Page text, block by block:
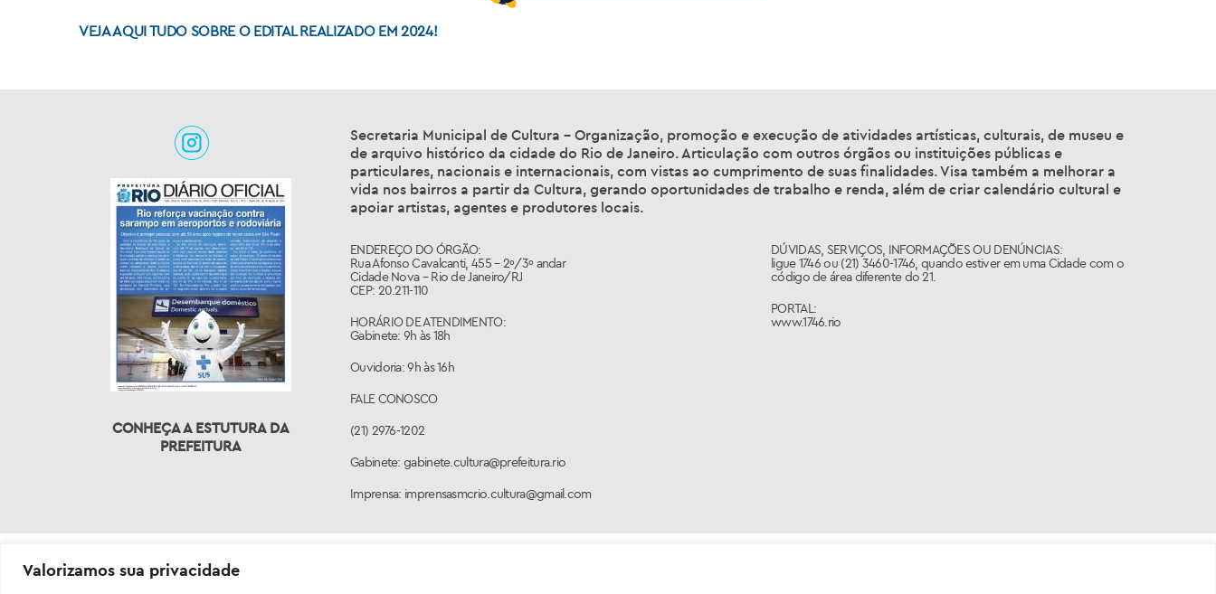
Valorizamos sua privacidade
VEJA AQUI TUDO SOBRE O EDITAL REALIZADO EM 2024!
CONHEÇA A ESTUTURA DA
PREFEITURA
Secretaria Municipal de Cultura – Organização, promoção e execução de atividades artísticas, culturais, de museu e
de arquivo histórico da cidade do Rio de Janeiro. Articulação com outros órgãos ou instituições públicas e
particulares, nacionais e internacionais, com vistas ao cumprimento de suas finalidades. Visa também a melhorar a
vida nos bairros a partir da Cultura, gerando oportunidades de trabalho e renda, além de criar calendário cultural e
apoiar artistas, agentes e produtores locais.
ENDEREÇO DO ÓRGÃO:
Rua Afonso Cavalcanti, 455 – 2º/3º andar
Cidade Nova – Rio de Janeiro/RJ
CEP: 20.211-110
HORÁRIO DE ATENDIMENTO:
Gabinete: 9h às 18h
Ouvidoria: 9h às 16h
FALE CONOSCO
(21) 2976-1202
Gabinete: gabinete.cultura@prefeitura.rio
Imprensa: imprensasmcrio.cultura@gmail.com
DÚVIDAS, SERVIÇOS, INFORMAÇÕES OU DENÚNCIAS:
ligue 1746 ou (21) 3460-1746, quando estiver em uma Cidade com o
código de área diferente do 21.
PORTAL:
www.1746.rio